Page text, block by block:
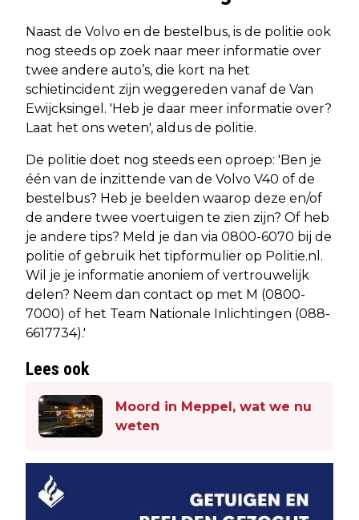
Naast de Volvo en de bestelbus, is de politie ook
nog steeds op zoek naar meer informatie over
twee andere auto’s, die kort na het
schietincident zijn weggereden vanaf de Van
Ewijcksingel. 'Heb je daar meer informatie over?
Laat het ons weten', aldus de politie.
De politie doet nog steeds een oproep: 'Ben je
één van de inzittende van de Volvo V40 of de
bestelbus? Heb je beelden waarop deze en/of
de andere twee voertuigen te zien zijn? Of heb
je andere tips? Meld je dan via 0800-6070 bij de
politie of gebruik het tipformulier op Politie.nl.
Wil je je informatie anoniem of vertrouwelijk
delen? Neem dan contact op met M (0800-
7000) of het Team Nationale Inlichtingen (088-
6617734).'
Lees ook
Moord in Meppel, wat we nu
weten